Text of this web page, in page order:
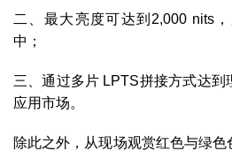
二、最大亮度可达到2,000 nits
中；
三、通过多片 LPTS拼接方式达到
应用市场。
除此之外，从现场观赏红色与绿